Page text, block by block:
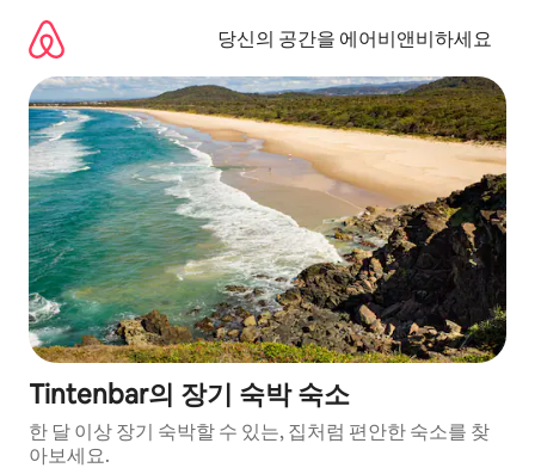
당신의 공간을 에어비앤비하세요
Tintenbar의 장기 숙박 숙소
한 달 이상 장기 숙박할 수 있는, 집처럼 편안한 숙소를 찾
아보세요.